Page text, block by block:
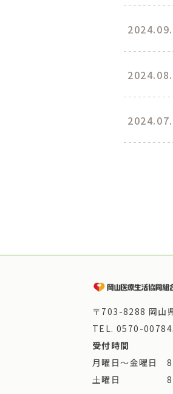
〒703-8288 岡山
TEL. 0570-
受付時間
月曜日～金曜日
土曜日 8：